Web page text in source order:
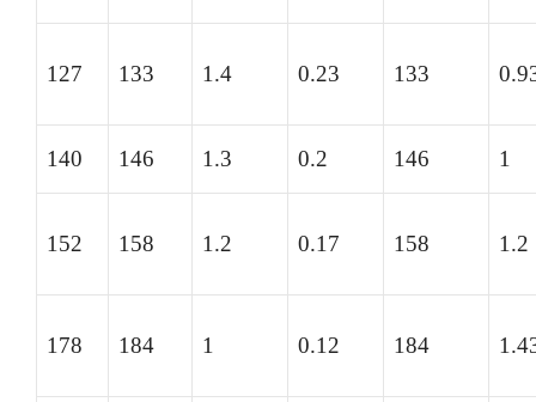
127 133 1.4 0.23 133
140 146 1.3 0.2 146 1
152 158 1.2 0.17 158 1.2
178 184 1 0.12 184